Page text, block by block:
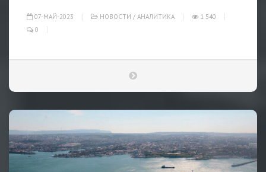
07-МАЙ-2023 НОВОСТИ / АНАЛИТИКА
1 540
0